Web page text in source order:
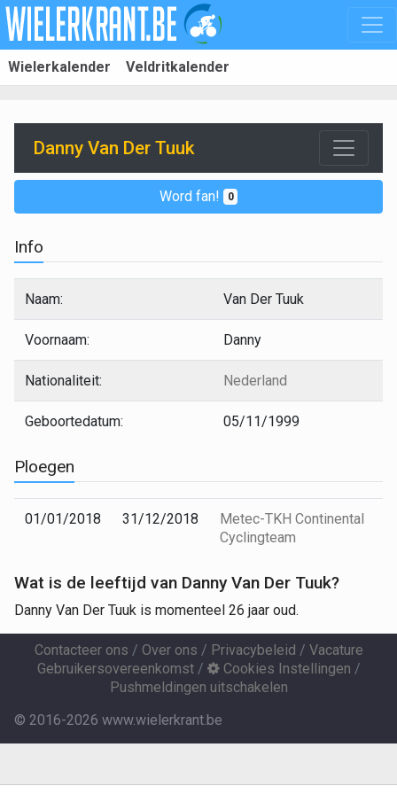
Wielerkalender Veldritkalender
Danny Van Der Tuuk
Word fan! 0
Info
Naam: Van Der Tuuk
Voornaam: Danny
Nationaliteit: Nederland
Geboortedatum: 05/11/1999
Ploegen
01/01/2018 31/12/2018
Metec-TKH Continental
Cyclingteam
Wat is de leeftijd van Danny Van Der Tuuk?
Danny Van Der Tuuk is momenteel 26 jaar oud.
Contacteer ons / Over ons / Privacybeleid / Vacature
Gebruikersovereenkomst/ Cookies Instellingen /
Pushmeldingen uitschakelen
© 2016-2026 www.wielerkrant.be